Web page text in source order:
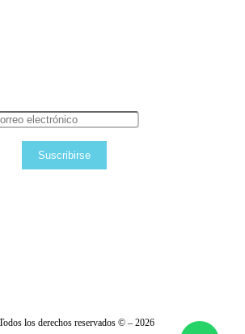
Suscribirse
los derechos reservados © – 2026